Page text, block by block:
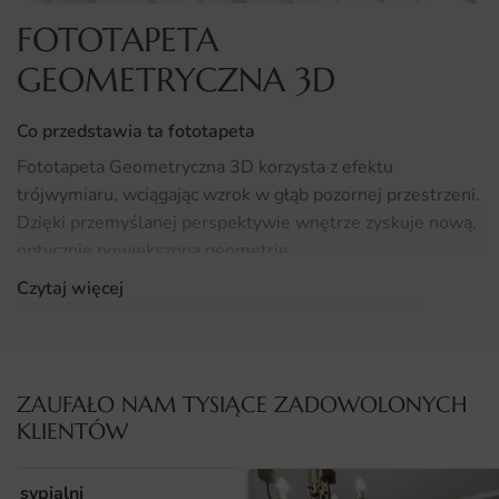
FOTOTAPETA
GEOMETRYCZNA 3D
Co przedstawia ta fototapeta
Fototapeta Geometryczna 3D korzysta z efektu
trójwymiaru, wciągając wzrok w głąb pozornej przestrzeni.
Dzięki przemyślanej perspektywie wnętrze zyskuje nową,
Geometria kompozycji bawi się światłem i cieniem,
Gdzie sprawdzi się fototapeta Geometryczna 3D
Dzięki uniwersalnemu charakterowi kompozycja sprawdzi
Czytaj więcej
ZAUFAŁO NAM TYSIĄCE ZADOWOLONYCH
KLIENTÓW
sypialni